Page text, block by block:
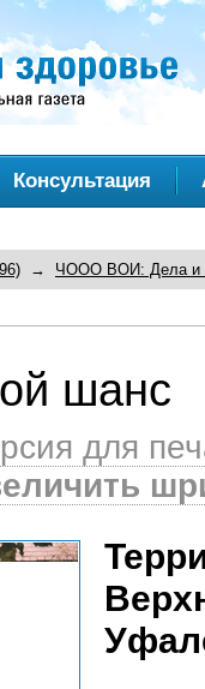
Консультация
→ ЧООО ВОИ: Дела и
шанс
для